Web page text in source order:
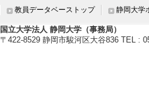
教員データベーストップ 静岡大学
国立大学法人 静岡大学（事務局）
〒422-8529 静岡市駿河区大谷836 TEL :